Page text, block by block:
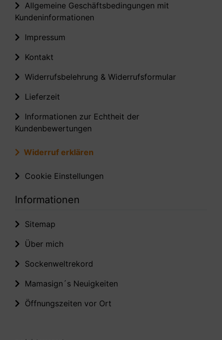
Allgemeine Geschäftsbedingungen mit
Kundeninformationen
Impressum
Kontakt
Widerrufsbelehrung & Widerrufsformular
Lieferzeit
Informationen zur Echtheit der
Kundenbewertungen
Widerruf erklären
Cookie Einstellungen
Informationen
Sitemap
Über mich
Sockenweltrekord
Mamasign´s Neuigkeiten
Öffnungszeiten vor Ort